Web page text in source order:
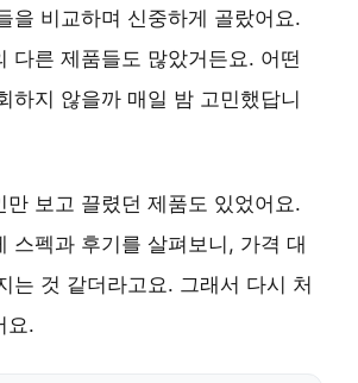
을 비교하며 신중하게 골랐어요.
다른 제품들도 많았거든요. 어떤
하지 않을까 매일 밤 고민했답니
만 보고 끌렸던 제품도 있었어요.
스펙과 후기를 살펴보니, 가격 대
는 것 같더라고요. 그래서 다시 처
요.